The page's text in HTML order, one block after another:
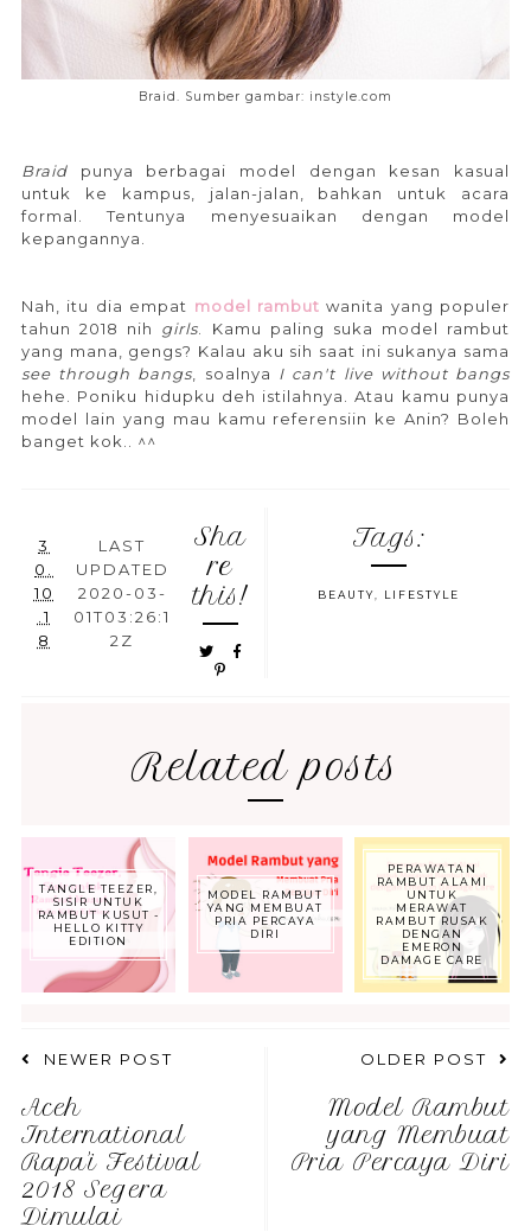
Braid. Sumber gambar: instyle.com
Braidpunya berbagai model dengan kesan kasual
untuk ke kampus, jalan-jalan, bahkan untuk acara
formal. Tentunya menyesuaikan dengan model
kepangannya.
Nah, itu dia empat model rambut wanita yang populer
tahun 2018 nih girls. Kamu paling suka model rambut
yang mana, gengs? Kalau aku sih saat ini sukanya sama
see through bangs, soalnya I can't live without bangs
hehe. Poniku hidupku deh istilahnya. Atau kamu punya
model lain yang mau kamu referensiin ke Anin? Boleh
banget kok.. ^^
3
0.
10
.1
8
LAST
UPDATED
2020-03-
01T03:26:1
2Z
Sha
re
this!
Tags:
BEAUTY, LIFESTYLE
Related posts
TANGLE TEEZER,
SISIR UNTUK
RAMBUT KUSUT -
HELLO KITTY
EDITION
MODEL RAMBUT
YANG MEMBUAT
PRIA PERCAYA
DIRI
PERAWATAN
RAMBUT ALAMI
UNTUK
MERAWAT
RAMBUT RUSAK
DENGAN
EMERON
DAMAGE CARE
NEWER POST
Aceh
International
Rapa'i Festival
2018 Segera
Dimulai
OLDER POST
Model Rambut
yang Membuat
Pria Percaya Diri